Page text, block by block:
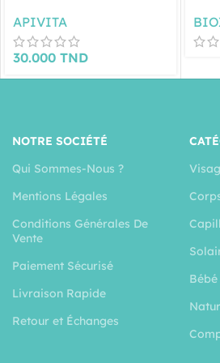
APIVITA
30.000 TND
NOTRE SOCIÉTÉ
Qui Sommes-Nous ?
Mentions Légales
Conditions Générales De
Vente
Paiement Sécurisé
Livraison Rapide
Retour et Échanges